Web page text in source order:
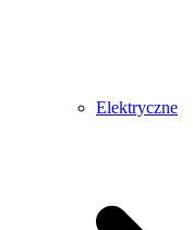
Elektryczne